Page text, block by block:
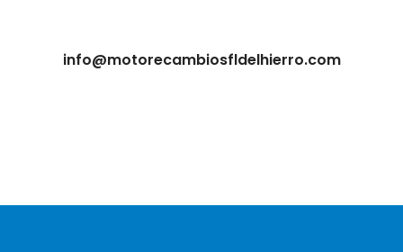
info@motorecambiosfldelhierro.com